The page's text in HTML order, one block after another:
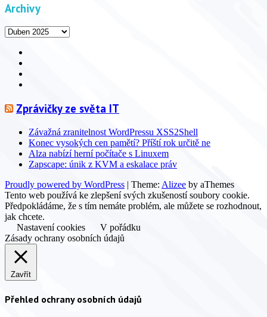
Archivy
Archivy
Zprávičky ze světa IT
Závažná zranitelnost WordPressu XSS2Shell
Konec vysokých cen pamětí? Příští rok určitě ne
Alza nabízí herní počítače s Linuxem
Zapscape: únik z KVM a eskalace práv
Proudly powered by WordPress | Theme: Alizee by aThemes
Tento web používá ke zlepšení svých zkušeností soubory cookie.
Předpokládáme, že s tím nemáte problém, ale můžete se rozhodnout,
jak chcete.
Nastavení cookies
V pořádku
Zásady ochrany osobních údajů
Zavřít
Přehled ochrany osobních údajů